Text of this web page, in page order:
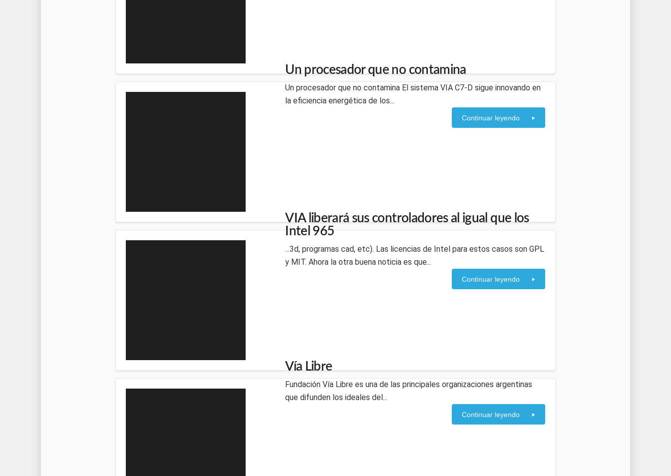
Un procesador que no contamina
Un procesador que no contamina El sistema VIA C7-D sigue innovando en
la eficiencia energética de los...
Continuar leyendo
VIA liberará sus controladores al igual que los
Intel 965
...3d, programas cad, etc). Las licencias de Intel para estos casos son GPL
y MIT. Ahora la otra buena noticia es que...
Continuar leyendo
Vía Libre
Fundación Vía Libre es una de las principales organizaciones argentinas
que difunden los ideales del...
Continuar leyendo